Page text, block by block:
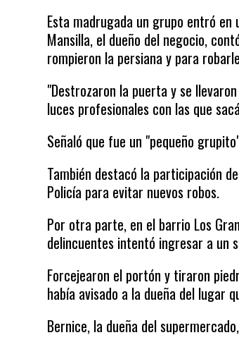
Esta madrugada un grupo entró
Mansilla, el dueño del negocio,
rompieron la persiana y para
"Destrozaron la puerta y se
luces profesionales con las que
Señaló que fue un "pequeño
También destacó la participación
Policía para evitar nuevos robos.
Por otra parte, en el barrio Los
delincuentes intentó ingresar a un
Forcejearon el portón y tiraron
había avisado a la dueña del lugar
Bernice, la dueña del